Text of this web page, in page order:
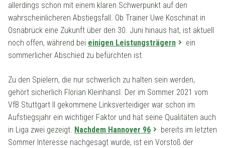
allerdings schon mit einem klaren Schwerpunkt auf den
wahrscheinlicheren Abstiegsfall. Ob Trainer Uwe Koschinat in
Osnabrück eine Zukunft über den 30. Juni hinaus hat, ist aktuell
noch offen, während bei einigen Leistungsträgern
ein
sommerlicher Abschied zu befürchten ist.
Zu den Spielern, die nur schwerlich zu halten sein werden,
gehört sicherlich Florian Kleinhansl. Der im Sommer 2021 vom
VfB Stuttgart II gekommene Linksverteidiger war schon im
Aufstiegsjahr ein wichtiger Faktor und hat seine Qualitäten auch
in Liga zwei gezeigt. Nachdem Hannover 96
bereits im letzten
Sommer Interesse nachgesagt wurde, ist ein Vorstoß der